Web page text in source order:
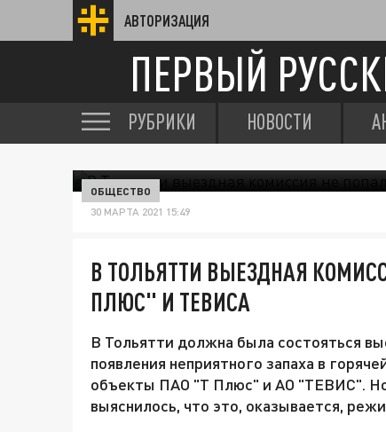
АВТОРИЗАЦИЯ
ПЕРВЫЙ
РУБРИКИ НОВОСТИ
ОБЩЕСТВО
30 МАРТА 2021 15:49
В ТОЛЬЯТТИ ВЫЕЗДНАЯ
ПЛЮС" И ТЕВИСА
В Тольятти должна была состояться
появления неприятного запаха в
объекты ПАО "Т Плюс" и АО "ТЕВИС". Но
выяснилось, что это, оказывается,